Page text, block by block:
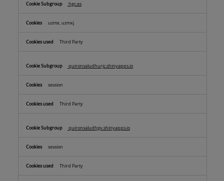
hgc.es
uzmx, uzmxj
Third Party
quironsaludhurjc.shinyapps.io
session
Third Party
quironsaludhgv.shinyapps.io
session
Third Party